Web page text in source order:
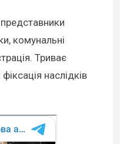
комунальні
Триває
наслідків